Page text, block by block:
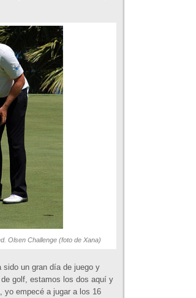
Olsen Challenge (foto de Xana)
sido un gran día de juego y
golf, estamos los dos aquí y
yo empecé a jugar a los 16